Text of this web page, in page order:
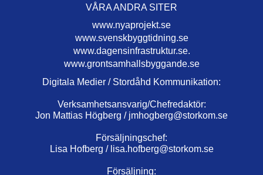
VÅRA ANDRA SITER
www.nyaprojekt.se
www.svenskbyggtidning.se
www.dagensinfrastruktur.se.
www.grontsamhallsbyggande.se
Digitala Medier / Stordåhd Kommunikation:
Verksamhetsansvarig/Chefredaktör:
Jon Mattias Högberg / jmhogberg@storkom.se
Försäljningschef:
Lisa Hofberg / lisa.hofberg@storkom.se
Försäljning: